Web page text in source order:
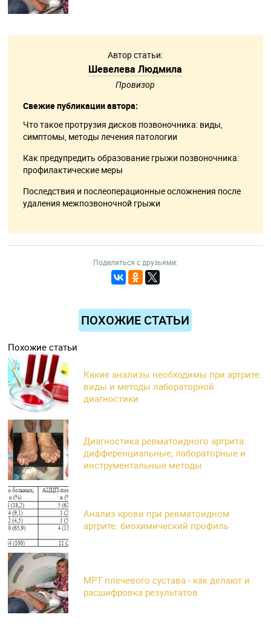
Автор статьи:
Шевелева Людмила
Провизор
Свежие публикации автора:
Что такое протрузия дисков позвоночника: виды,
симптомы, методы лечения патологии
Как предупредить образование грыжи позвоночника:
профилактические меры
Последствия и послеоперационные осложнения после
удаления межпозвоночной грыжи
Поделиться с друзьями:
ПОХОЖИЕ СТАТЬИ
Похожие статьи
Какие анализы необходимы при артрите:
виды и методы лабораторной
диагностики
Диагностика ревматоидного артрита:
дифференциальные, лабораторные и
инструментальные методы
Анализ крови при ревматоидном
артрите: биохимический профиль
МРТ плечевого сустава - как делают и
расшифровка результатов